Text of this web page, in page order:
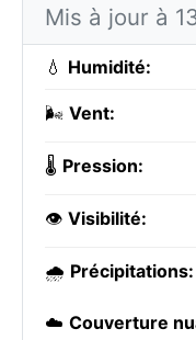
Mis à jour à
💧 Humidité:
🌬️ Vent:
🌡️ Pression:
👁️ Visibilité:
🌧️ Précipitations:
☁️ Couverture